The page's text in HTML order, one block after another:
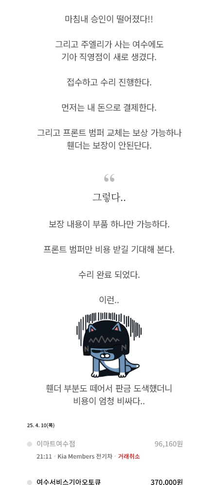
마침내 승인이 떨어졌다!!
그리고 주엘리가 사는 여수에도
기아 직영점이 새로 생겼다.
접수하고 수리 진행한다.
먼저는 내 돈으로 결제한다.
그리고 프론트 범퍼 교체는 보상 가능하나
휀더는 보장이 안된단다.
그렇다..
보장 내용이 부품 하나만 가능하다.
프론트 범퍼만 비용 받길 기대해 본다.
수리 완료 되었다.
이런..
휀더 부분도 떼어서 판금 도색했더니
비용이 엄청 비싸다..